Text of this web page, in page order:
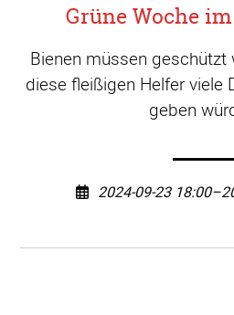
Grüne Woche
Bienen müssen geschützt
diese fleißigen Helfer viele
geben
2024-09-23